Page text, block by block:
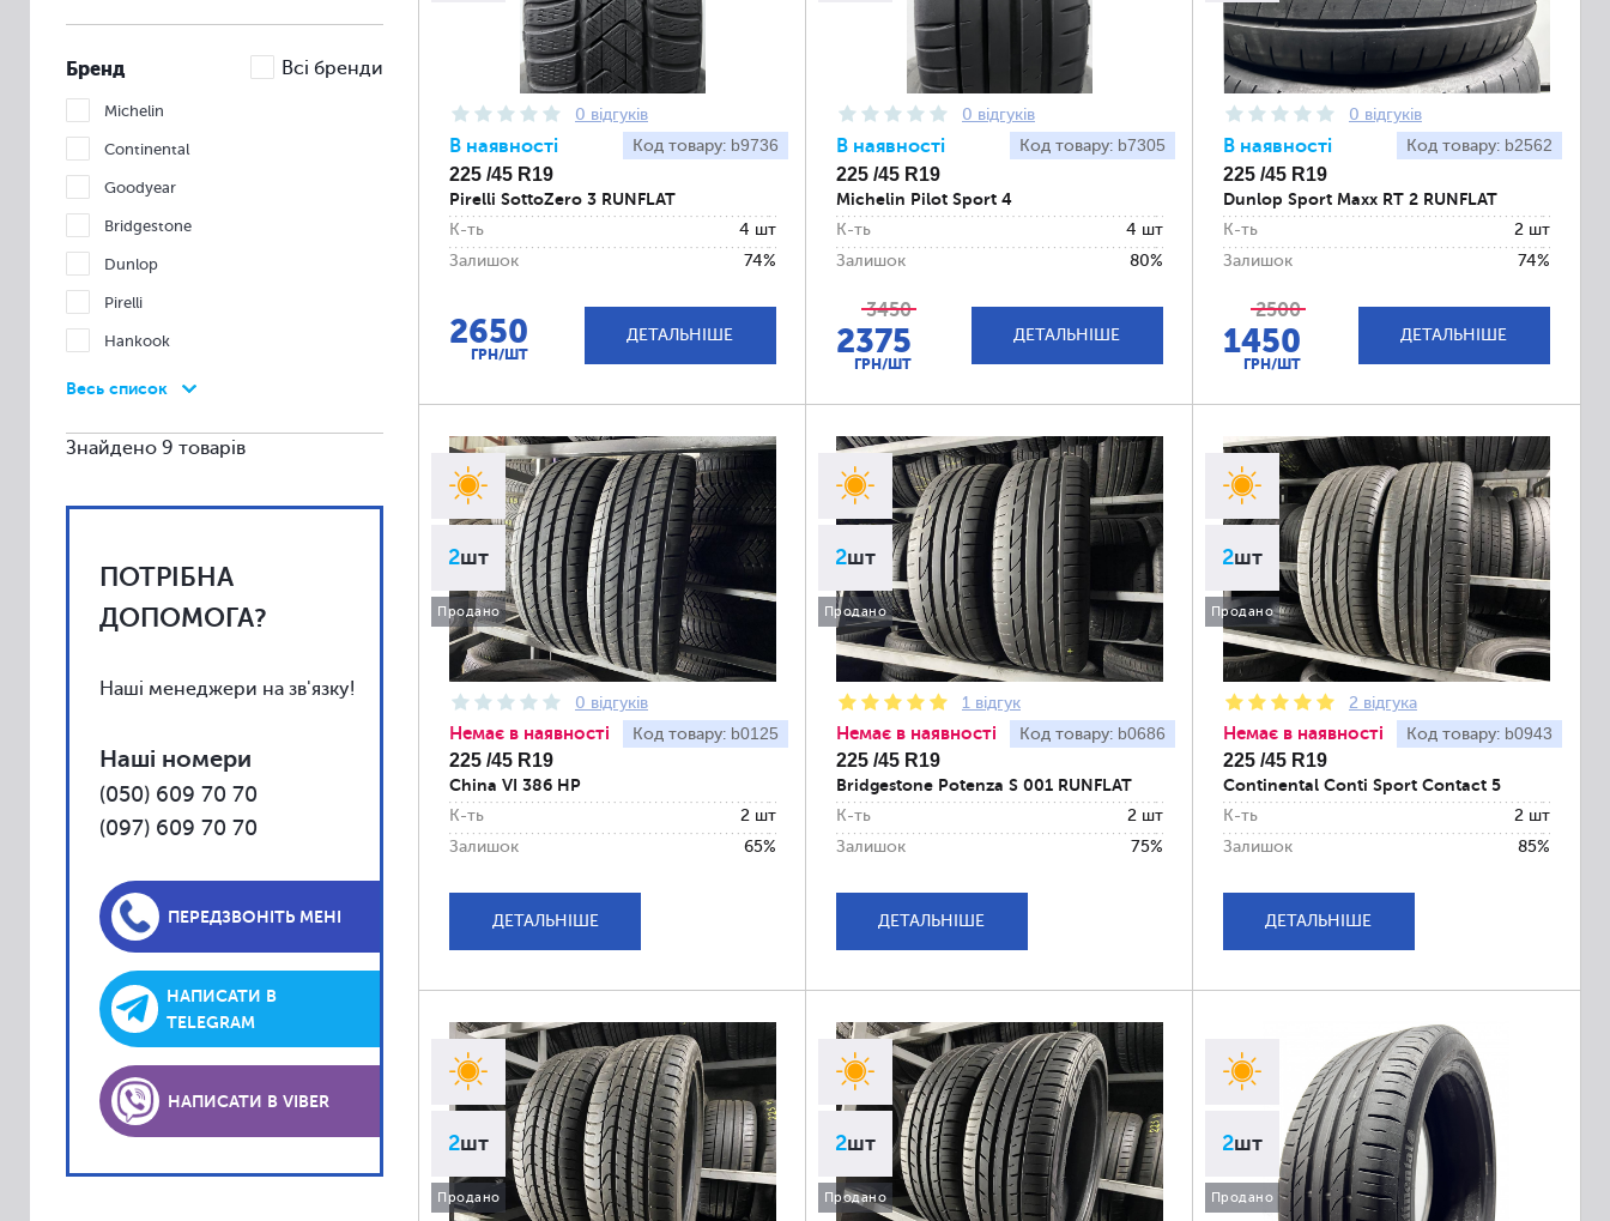
Бренд Всі бренди
Michelin
Continental
Goodyear
Bridgestone
Dunlop
Pirelli
Hankook
Vredestein
Kumho
Uniroyal
Fulda
BFGoodrich
Debica
Firestone
General
Gislaved
Kleber
Lassa
Laufenn
Matador
Platin
Весь список
Знайдено 9 товарів
ПОТРІБНА
ДОПОМОГА?
Наші менеджери на зв'язку!
Наші номери
(050) 609 70 70
(097) 609 70 70
ПЕРЕДЗВОНІТЬ МЕНІ
НАПИСАТИ В
TELEGRAM
НАПИСАТИ В VIBER
0 відгуків
Код товару: b9736
В наявності
225 /45 R19
Pirelli SottoZero 3 RUNFLAT
К-ть
4 шт
Залишок
74%
2650
ГРН/ШТ
ДЕТАЛЬНІШЕ
0 відгуків
Код товару: b7305
В наявності
225 /45 R19
Michelin Pilot Sport 4
К-ть
4 шт
Залишок
80%
3450
2375
ГРН/ШТ
ДЕТАЛЬНІШЕ
0 відгуків
Код товару: b2562
В наявності
225 /45 R19
Dunlop Sport Maxx RT 2 RUNFLAT
К-ть
2 шт
Залишок
74%
2500
1450
ГРН/ШТ
ДЕТАЛЬНІШЕ
2шт
Продано
0 відгуків
Код товару: b0125
Немає в наявності
225 /45 R19
China VI 386 HP
К-ть
2 шт
Залишок
65%
ДЕТАЛЬНІШЕ
2шт
Продано
1 відгук
Код товару: b0686
Немає в наявності
225 /45 R19
Bridgestone Potenza S 001 RUNFLAT
К-ть
2 шт
Залишок
75%
ДЕТАЛЬНІШЕ
2шт
Продано
2 відгука
Код товару: b0943
Немає в наявності
225 /45 R19
Continental Conti Sport Contact 5
К-ть
2 шт
Залишок
85%
ДЕТАЛЬНІШЕ
2шт
Продано
2шт
Продано
2шт
Продано